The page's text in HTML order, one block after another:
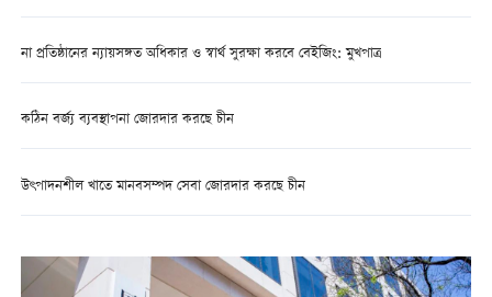
না প্রতিষ্ঠানের ন্যায়সঙ্গত অধিকার ও স্বার্থ সুরক্ষা করবে বেইজিং: মুখপাত্র
কঠিন বর্জ্য ব্যবস্থাপনা জোরদার করছে চীন
উৎপাদনশীল খাতে মানবসম্পদ সেবা জোরদার করছে চীন